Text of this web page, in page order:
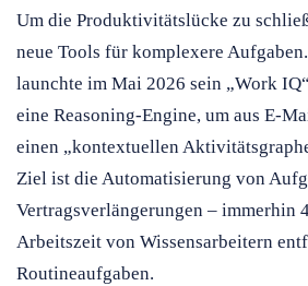
Um die Produktivitätslücke zu
neue Tools für komplexere
launchte im Mai 2026 sein „Work
eine Reasoning-Engine, um aus E-
einen „kontextuellen
Ziel ist die Automatisierung von
Vertragsverlängerungen – immerhin
Arbeitszeit von Wissensarbeitern
Routineaufgaben.